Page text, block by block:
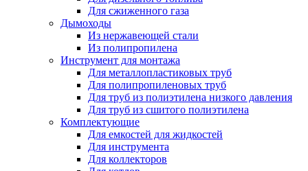
Для сжиженного газа
Дымоходы
Из нержавеющей стали
Из полипропилена
Инструмент для монтажа
Для металлопластиковых труб
Для полипропиленовых труб
Для труб из полиэтилена низкого давления
Для труб из сшитого полиэтилена
Комплектующие
Для емкостей для жидкостей
Для инструмента
Для коллекторов